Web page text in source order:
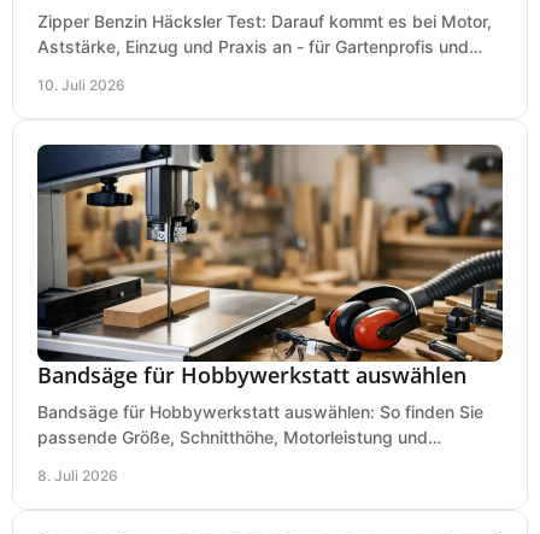
Zipper Benzin Häcksler Test: Darauf kommt es bei Motor,
Aststärke, Einzug und Praxis an - für Gartenprofis und
10. Juli 2026
Bandsäge für Hobbywerkstatt auswählen
Bandsäge für Hobbywerkstatt auswählen: So finden Sie
passende Größe, Schnitthöhe, Motorleistung und
8. Juli 2026